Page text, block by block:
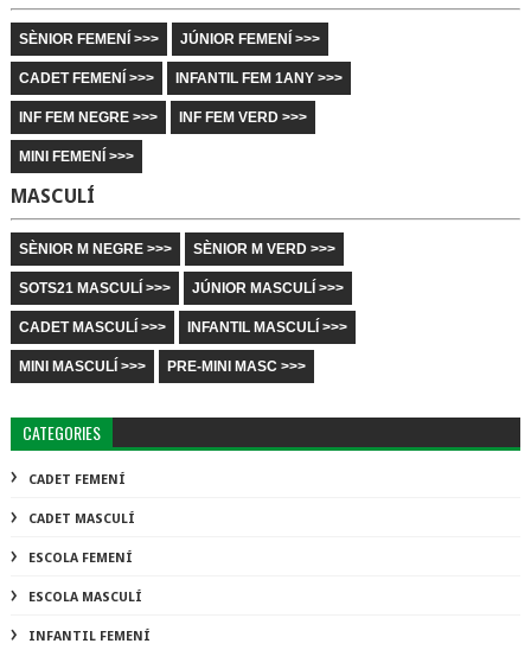
SÈNIOR FEMENÍ >>> JÚNIOR FEMENÍ >>>
CADET FEMENÍ >>> INFANTIL FEM 1ANY >>>
INF FEM NEGRE >>> INF FEM VERD >>>
MINI FEMENÍ >>>
MASCULÍ
SÈNIOR M NEGRE >>> SÈNIOR M VERD >>>
SOTS21 MASCULÍ >>> JÚNIOR MASCULÍ >>>
CADET MASCULÍ >>> INFANTIL MASCULÍ >>>
MINI MASCULÍ >>> PRE-MINI MASC >>>
CATEGORIES
CADET FEMENÍ
CADET MASCULÍ
ESCOLA FEMENÍ
ESCOLA MASCULÍ
INFANTIL FEMENÍ